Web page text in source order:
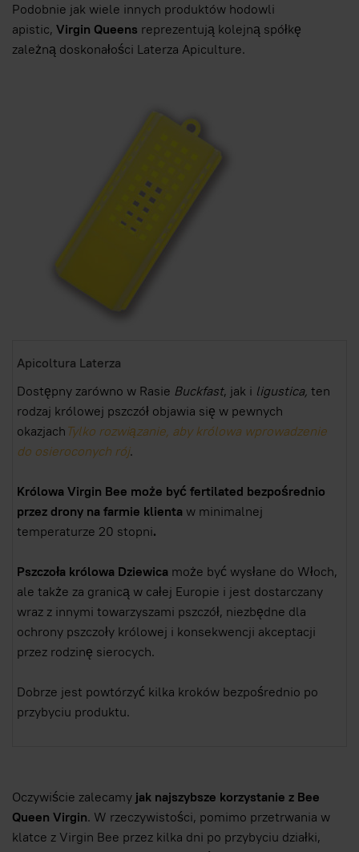
Podobnie jak wiele innych produktów hodowli
apistic, Virgin Queens reprezentują kolejną spółkę
zależną doskonałości Laterza Apiculture.
Apicoltura Laterza
Dostępny zarówno w Rasie Buckfast, jak i ligustica, ten
rodzaj królowej pszczół objawia się w pewnych
okazjachTylko rozwiązanie, aby królowa wprowadzenie
do osieroconych rój.
Królowa Virgin Bee może być fertilated bezpośrednio
przez drony na farmie klienta w minimalnej
temperaturze 20 stopni.
Pszczoła królowa Dziewica może być wysłane do Włoch,
ale także za granicą w całej Europie i jest dostarczany
wraz z innymi towarzyszami pszczół, niezbędne dla
ochrony pszczoły królowej i konsekwencji akceptacji
przez rodzinę sierocych.
Dobrze jest powtórzyć kilka kroków bezpośrednio po
przybyciu produktu.
Oczywiście zalecamy jak najszybsze korzystanie z Bee
Queen Virgin. W rzeczywistości, pomimo przetrwania w
klatce z Virgin Bee przez kilka dni po przybyciu działki,